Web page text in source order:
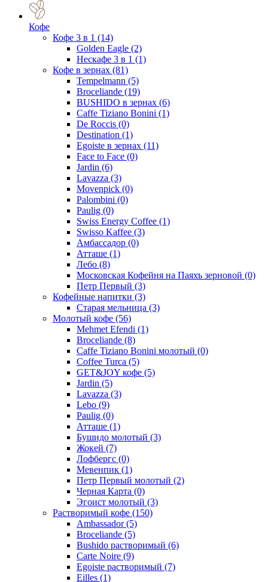
Кофе
Кофе 3 в 1 (14)
Golden Eagle (2)
Нескафе 3 в 1 (1)
Кофе в зернах (81)
Tempelmann (5)
Broceliande (19)
BUSHIDO в зернах (6)
Caffe Tiziano Bonini (1)
De Roccis (0)
Destination (1)
Egoiste в зернах (11)
Face to Face (0)
Jardin (6)
Lavazza (3)
Movenpick (0)
Palombini (0)
Paulig (0)
Swiss Energy Coffee (1)
Swisso Kaffee (3)
Амбассадор (0)
Атташе (1)
Лебо (8)
Московская Кофейня на Паяхъ зерновой (0)
Петр Первый (3)
Кофейные напитки (3)
Старая мельница (3)
Молотый кофе (56)
Mehmet Efendi (1)
Broceliande (8)
Caffe Tiziano Bonini молотый (0)
Coffee Turca (5)
GET&JOY кофе (5)
Jardin (5)
Lavazza (3)
Lebo (9)
Paulig (0)
Атташе (1)
Бушидо молотый (3)
Жокей (7)
Лофбергс (0)
Мевенпик (1)
Петр Первый молотый (2)
Черная Карта (0)
Эгоист молотый (3)
Растворимый кофе (150)
Ambassador(5)
Broceliande (5)
Bushido растворимый (6)
Carte Noire (9)
Egoiste растворимый (7)
Eilles (1)